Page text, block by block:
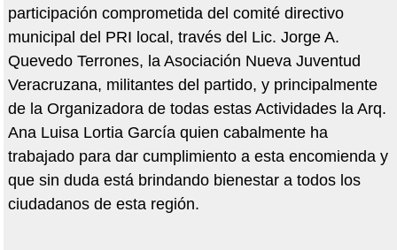
participación comprometida del comité directivo
municipal del PRI local, través del Lic. Jorge A.
Quevedo Terrones, la Asociación Nueva Juventud
Veracruzana, militantes del partido, y principalmente
de la Organizadora de todas estas Actividades la Arq.
Ana Luisa Lortia García quien cabalmente ha
trabajado para dar cumplimiento a esta encomienda y
que sin duda está brindando bienestar a todos los
ciudadanos de esta región.